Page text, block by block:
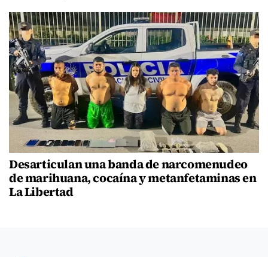
Desarticulan una banda de narcomenudeo
de marihuana, cocaína y metanfetaminas en
La Libertad